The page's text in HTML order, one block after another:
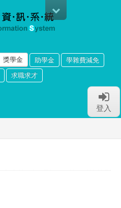
獎學金 助學金
學雜費減免
求職求才
登入